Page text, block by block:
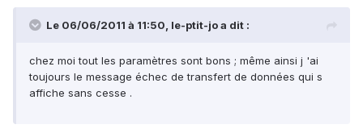
Le 06/06/2011 à 11:50, le-ptit-jo a dit :
chez moi tout les paramètres sont bons ; même ainsi j 'ai
toujours le message échec de transfert de données qui s
affiche sans cesse .